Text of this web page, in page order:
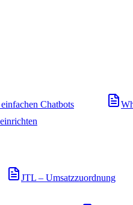
Chatbots
JTL – Umsatzzuordnung